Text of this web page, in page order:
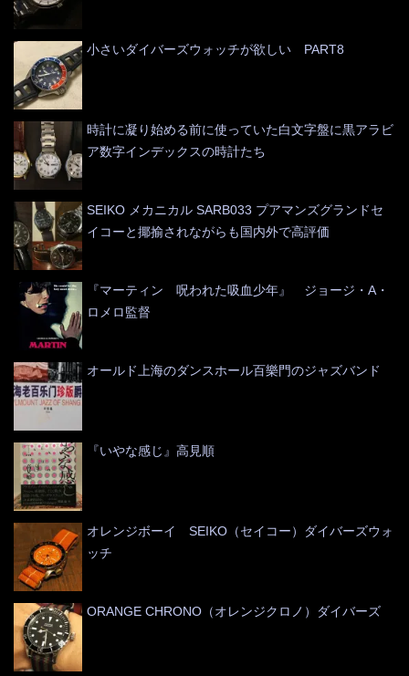
小さいダイバーズウォッチが欲しい PART8
時計に凝り始める前に使っていた白文字盤に黒アラビ
ア数字インデックスの時計たち
SEIKO メカニカル SARB033 プアマンズグランドセ
イコーと揶揄されながらも国内外で高評価
『マーティン 呪われた吸血少年』 ジョージ・A・
ロメロ監督
オールド上海のダンスホール百樂門のジャズバンド
『いやな感じ』高見順
オレンジボーイ SEIKO（セイコー）ダイバーズウォ
ッチ
ORANGE CHRONO（オレンジクロノ）ダイバーズ